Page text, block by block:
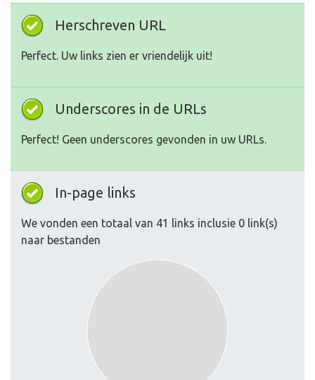
Herschreven URL
Perfect. Uw links zien er vriendelijk uit!
Underscores in de URLs
Perfect! Geen underscores gevonden in uw URLs.
In-page links
We vonden een totaal van 41 links inclusie 0 link(s)
naar bestanden